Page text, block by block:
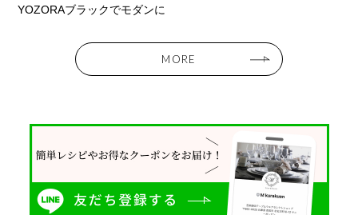
YOZORAブラックでモダンに
MORE